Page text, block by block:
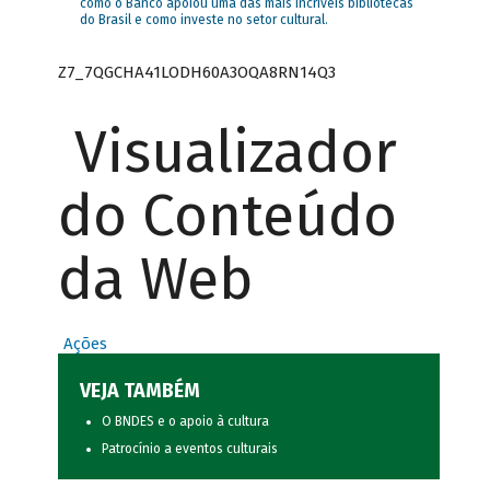
como o Banco apoiou uma das mais incríveis bibliotecas
do Brasil e como investe no setor cultural.
Z7_7QGCHA41LODH60A3OQA8RN14Q3
Visualizador
do Conteúdo
da Web
Ações
VEJA TAMBÉM
O BNDES e o apoio à cultura
Patrocínio a eventos culturais